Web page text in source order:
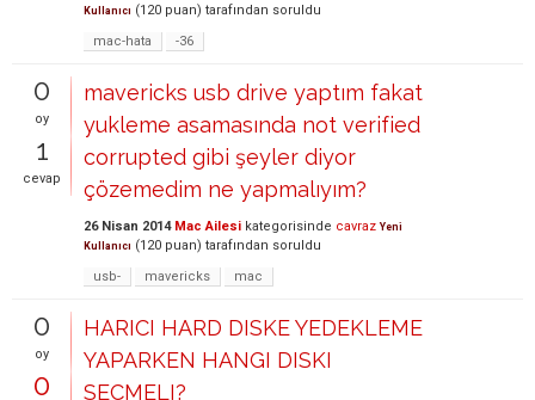
Kullanıcı (120 puan) tarafından soruldu
mac-hata
-36
0
oy
1
cevap
mavericks usb drive yaptım fakat
yukleme asamasında not verified
corrupted gibi şeyler diyor
çözemedim ne yapmalıyım?
26 Nisan 2014 Mac Ailesi kategorisinde cavraz Yeni
Kullanıcı (120 puan) tarafından soruldu
usb-
mavericks mac
0
oy
0
HARICI HARD DISKE YEDEKLEME
YAPARKEN HANGI DISKI
SECMELI?